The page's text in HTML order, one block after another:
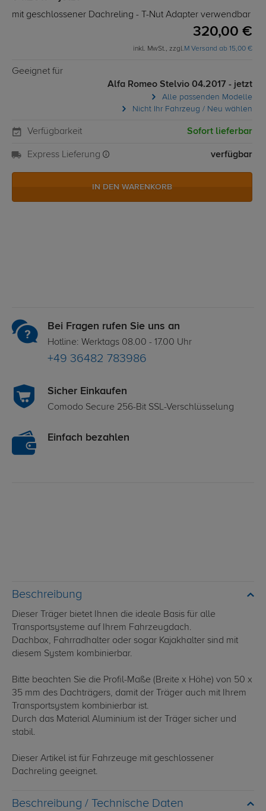
mit geschlossener Dachreling - T-Nut Adapter verwendbar
320,00 €
inkl. MwSt., zzgl.M Versand ab 15,00 €
Geeignet für
Alfa Romeo Stelvio 04.2017 - jetzt
Alle passenden Modelle
Nicht Ihr Fahrzeug / Neu wählen
Verfügbarkeit Sofort lieferbar
Express Lieferung verfügbar
IN DEN WARENKORB
Bei Fragen rufen Sie uns an
Hotline: Werktags 08.00 - 17.00 Uhr
+49 36482 783986
Sicher Einkaufen
Comodo Secure 256-Bit SSL-Verschlüsselung
Einfach bezahlen
Beschreibung
Dieser Träger bietet Ihnen die ideale Basis für alle
Transportsysteme auf Ihrem Fahrzeugdach.
Dachbox, Fahrradhalter oder sogar Kajakhalter sind mit
diesem System kombinierbar.
Bitte beachten Sie die Profil-Maße (Breite x Höhe) von 50 x
35 mm des Dachträgers, damit der Träger auch mit Ihrem
Transportsystem kombinierbar ist.
Durch das Material Aluminium ist der Träger sicher und
stabil.
Dieser Artikel ist für Fahrzeuge mit geschlossener
Dachreling geeignet.
Technische Daten